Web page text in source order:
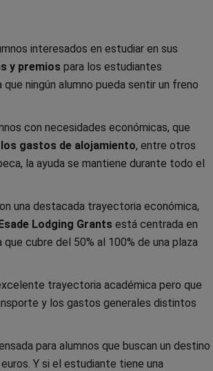
interesados en estudiar en sus
y premios para los estudiantes
ningún alumno pueda sentir un freno
con necesidades económicas, que
gastos de alojamiento, entre otros
la ayuda se mantiene durante todo el
una destacada trayectoria económica,
Lodging Grants está centrada en
cubre del 50% al 100% de una plaza
trayectoria académica pero que
y los gastos generales distintos
para alumnos que buscan un destino
Y si el estudiante tiene una